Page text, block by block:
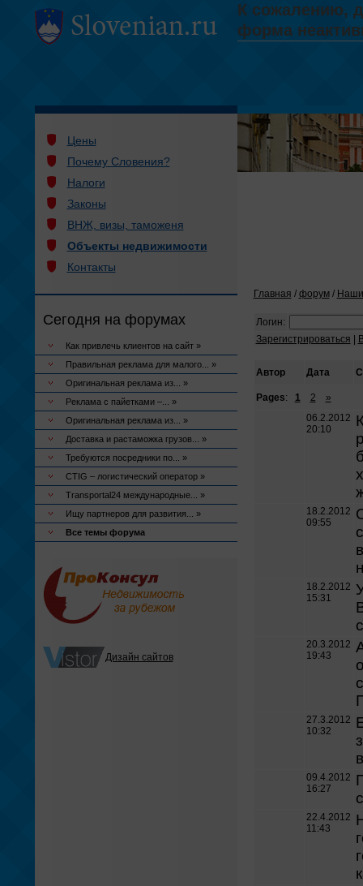
Цены
Почему Словения?
Налоги
Законы
ВНЖ, визы, таможеня
Объекты недвижимости
Контакты
Сегодня на форумах
Как привлечь клиентов на сайт »
Правильная реклама для малого... »
Оригинальная реклама из... »
Реклама с пайетками –... »
Оригинальная реклама из... »
Доставка и растаможка грузов... »
Требуются посредники по... »
CTIG – логистический оператор »
Transportal24 международные... »
Ищу партнеров для развития... »
Все темы форума
Дизайн сайтов
Главная / форум/
Логин:
Зарегистрироваться
Автор Дата
Pages: 1 2
»
06.2.2012
20:10
18.2.2012
09:55
18.2.2012
15:31
20.3.2012
19:43
27.3.2012
10:32
09.4.2012
16:27
22.4.2012
11:43